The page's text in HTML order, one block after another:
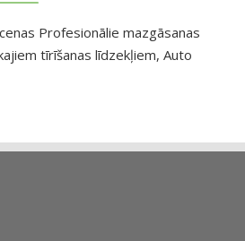
Profesionālie mazgāsanas
tīrīšanas līdzekļiem, Auto